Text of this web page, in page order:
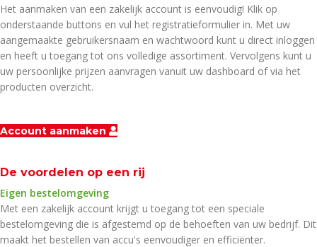
Het aanmaken van een zakelijk account is eenvoudig! Klik op
onderstaande buttons en vul het registratieformulier in. Met uw
aangemaakte gebruikersnaam en wachtwoord kunt u direct inloggen
en heeft u toegang tot ons volledige assortiment. Vervolgens kunt u
uw persoonlijke prijzen aanvragen vanuit uw dashboard of via het
producten overzicht.
Account aanmaken
De voordelen op een rij
Eigen bestelomgeving
Met een zakelijk account krijgt u toegang tot een speciale
bestelomgeving die is afgestemd op de behoeften van uw bedrijf. Dit
maakt het bestellen van accu's eenvoudiger en efficiënter.